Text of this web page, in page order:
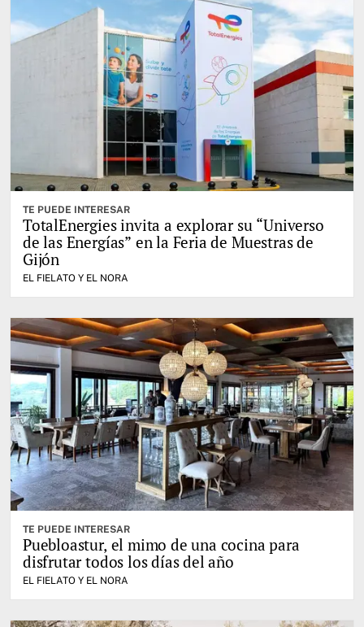
TE PUEDE INTERESAR
TotalEnergies invita a explorar su “Universo
de las Energías” en la Feria de Muestras de
Gijón
EL FIELATO Y EL NORA
TE PUEDE INTERESAR
Puebloastur, el mimo de una cocina para
disfrutar todos los días del año
EL FIELATO Y EL NORA